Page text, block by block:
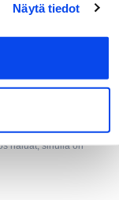
Näytä tiedot
haluat, sinulla on